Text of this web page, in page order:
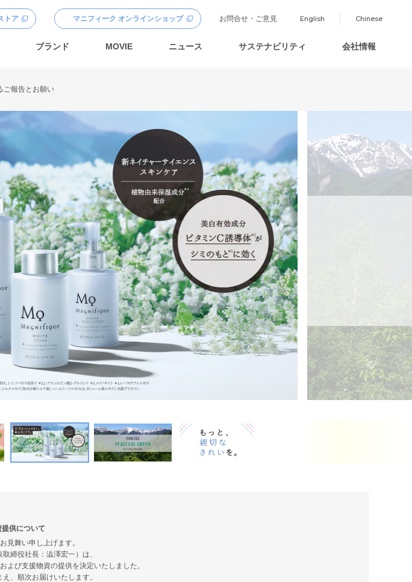
トア マニフィーク オンラインショップ お問合せ・ご意見 English Chinese
ブランド MOVIE ニュース サステナビリティ 会社情報
ご報告とお願い
供について
見舞い申し上げます。
締役社長：澁澤宏一）は、
び支援物資の提供を決定いたしました。
、順次お届けいたします。